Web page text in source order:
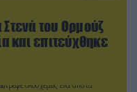
του Ορμούζ
και επιτεύχθηκε